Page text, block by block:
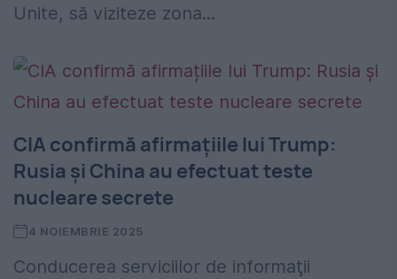
Unite, să viziteze zona...
CIA confirmă afirmațiile lui Trump:
Rusia și China au efectuat teste
nucleare secrete
4 NOIEMBRIE 2025
Conducerea serviciilor de informaţii